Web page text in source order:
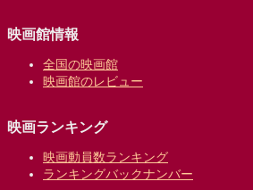
映画館情報
全国の映画館
映画館のレビュー
映画ランキング
映画動員数ランキング
ランキングバックナンバー